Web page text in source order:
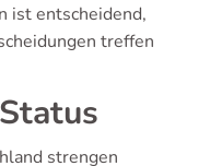
ist entscheidend,
treffen
strengen